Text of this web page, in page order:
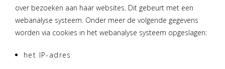
over bezoeken aan haar websites. Dit gebeurt met een
webanalyse systeem. Onder meer de volgende gegevens
worden via cookies in het webanalyse systeem opgeslagen:
het IP-adres